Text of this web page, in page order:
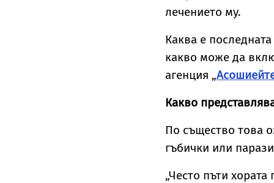
лечението му.
Каква е
какво може да
агенция „
Какво
По същество това
гъбички или
„Често пъти